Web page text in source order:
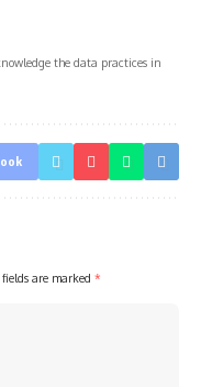
the data practices in
fields are marked *